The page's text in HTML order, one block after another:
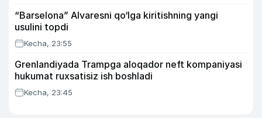
“Barselona” Alvaresni qo‘lga kiritishning yangi
usulini topdi
Kecha, 23:55
Grenlandiyada Trampga aloqador neft kompaniyasi
hukumat ruxsatisiz ish boshladi
Kecha, 23:45